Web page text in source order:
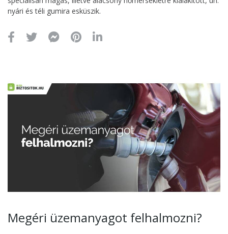
nyári és téli gumira esküszik.
Megéri üzemanyagot felhalmozni?